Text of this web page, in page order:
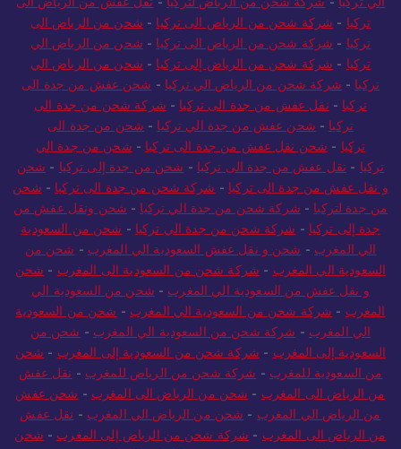
تركيا - شركة شحن من الرياض الى تركيا - شحن من الرياض الى
تركيا - شركة شحن من الرياض الى تركيا - شحن من الرياض الي
تركيا - شركة شحن من الرياض إلى تركيا - شحن من الرياض الي
تركيا - شركة شحن من الرياض الي تركيا - شحن عفش من جدة الى
تركيا - نقل عفش من جدة الى تركيا - شركة شحن من جدة الى
تركيا - شحن عفش من جدة الي تركيا - شحن من جدة الى
تركيا - شحن نقل عفش من جدة الى تركيا - شحن من جدة الي
تركيا - نقل عفش من جدة الى تركيا - شحن من جدة إلى تركيا - شحن
و نقل عفش من جدة الى تركيا - شركة شحن من جدة الى تركيا - شحن
من جدة لتركيا - شركة شحن من جدة الي تركيا - شحن ونقل عفش من
جدة إلى تركيا - شركة شحن من جدة الي تركيا - شحن من السعودية
الي المغرب - شحن و نقل عفش السعودية الي المغرب - شحن من
السعودية الي المغرب - شركة شحن من السعودية الى المغرب - شحن
و نقل عفش من السعودية الي المغرب - شحن من السعودية الي
المغرب - شركة شحن من السعودية الي المغرب - شحن من السعودية
الي المغرب - شركة شحن من السعودية الي المغرب - شحن من
السعودية إلى المغرب - شركة شحن من السعودية إلى المغرب - شحن
من السعودية للمغرب - شركة شحن من الرياض للمغرب - نقل عفش
من الرياض الى المغرب - شحن من الرياض الى المغرب - شحن عفش
من الرياض الي المغرب - شحن من الرياض الي المغرب - نقل عفش
من الرياض الى المغرب - شركة شحن من الرياض إلى المغرب - شحن